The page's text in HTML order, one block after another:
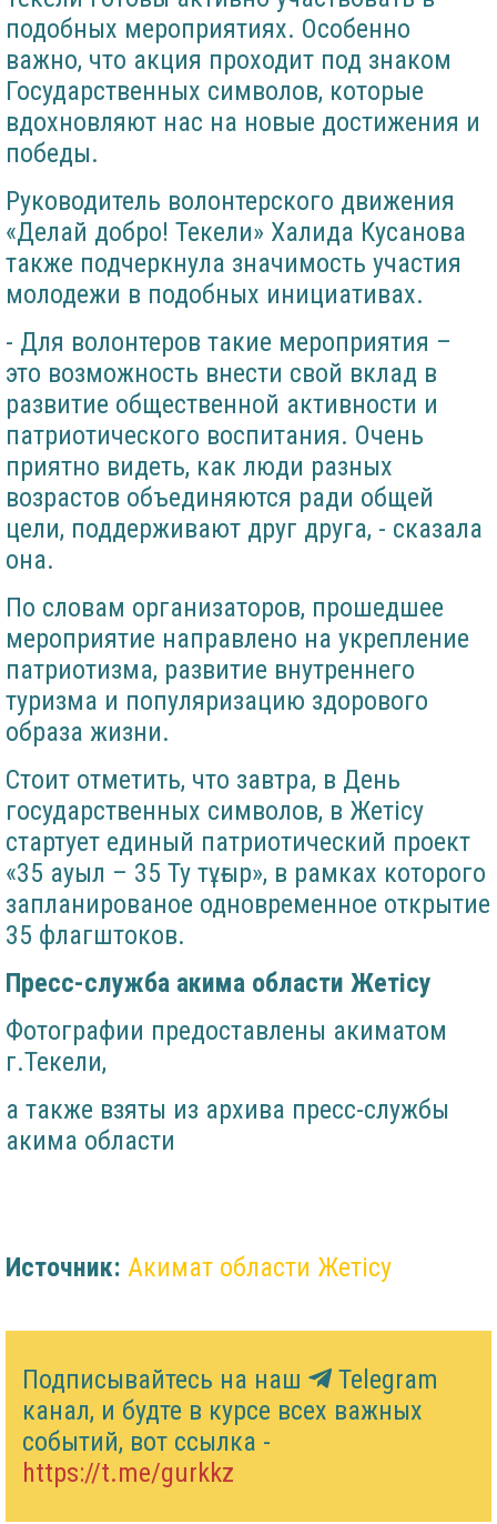
подобных мероприятиях. Особенно
важно, что акция проходит под знаком
Государственных символов, которые
вдохновляют нас на новые достижения и
победы.
Руководитель волонтерского движения
«Делай добро! Текели» Халида Кусанова
также подчеркнула значимость участия
молодежи в подобных инициативах.
- Для волонтеров такие мероприятия –
это возможность внести свой вклад в
развитие общественной активности и
патриотического воспитания. Очень
приятно видеть, как люди разных
возрастов объединяются ради общей
цели, поддерживают друг друга, - сказала
она.
По словам организаторов, прошедшее
мероприятие направлено на укрепление
патриотизма, развитие внутреннего
туризма и популяризацию здорового
образа жизни.
Стоит отметить, что завтра, в День
государственных символов, в Жетісу
стартует единый патриотический проект
«35 ауыл – 35 Ту тұғыр», в рамках которого
запланированое одновременное открытие
35 флагштоков.
Пресс-служба акима области Жетісу
Фотографии предоставлены акиматом
г.Текели,
а также взяты из архива пресс-службы
акима области
Источник: Акимат области Жетісу
Подписывайтесь на наш
Telegram
канал, и будте в курсе всех важных
событий, вот ссылка -
https://t.me/gurkkz